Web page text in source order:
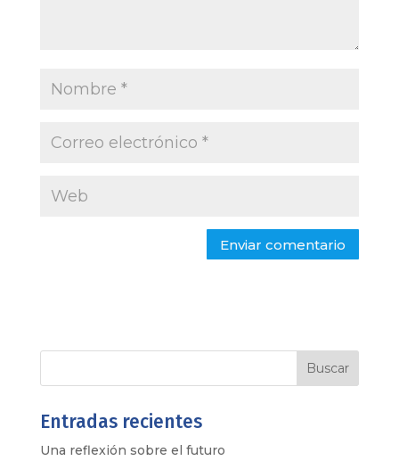
Entradas recientes
Una reflexión sobre el futuro